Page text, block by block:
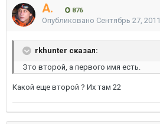
A. 876
Опубликовано Сентябрь 27, 2011
rkhunter сказал:
Это второй, а первого имя есть.
Какой еще второй ? Их там 22